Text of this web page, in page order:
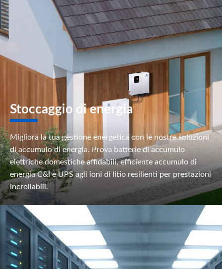
Stoccaggio di energia
Migliora la tua gestione energetica con le nostre soluzioni
di accumulo di energia. Prova batterie di accumulo
elettriche domestiche affidabili, efficiente accumulo di
energia C&I e UPS agli ioni di litio resilienti per prestazioni
incrollabili.